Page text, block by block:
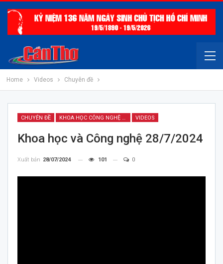
Home Videos Chuyên đề
CHUYÊN ĐỀ KHOA HỌC CÔNG NGHỆ VÀ MÔI TRƯỜNG VIDEOS
Khoa học và Công nghệ 28/7/2024
Xuất bản 28/07/2024 101 0